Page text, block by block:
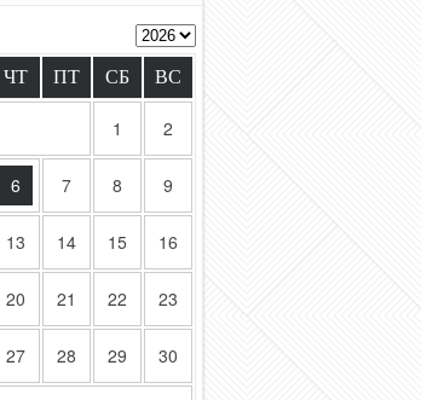
ЧТ ПТ СБ ВС
1 2
6 7 8 9
13 14 15 16
20 21 22 23
27 28 29 30